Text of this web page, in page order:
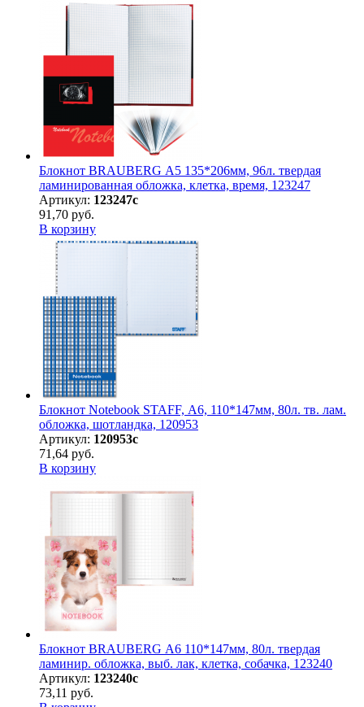
Блокнот BRAUBERG А5 135*206мм, 96л. твердая
ламинированная обложка, клетка, время, 123247
Артикул: 123247с
91,70 руб.
В корзину
Блокнот Notebook STAFF, А6, 110*147мм, 80л. тв. лам.
обложка, шотландка, 120953
Артикул: 120953с
71,64 руб.
В корзину
Блокнот BRAUBERG А6 110*147мм, 80л. твердая
ламинир. обложка, выб. лак, клетка, собачка, 123240
Артикул: 123240с
73,11 руб.